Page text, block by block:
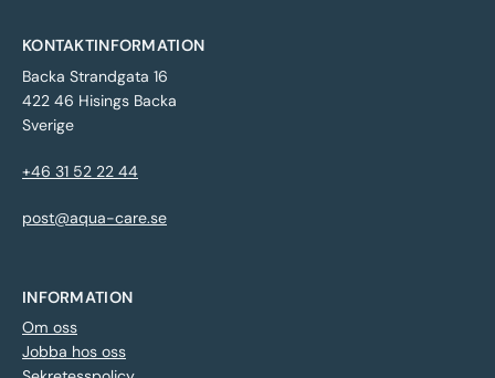
KONTAKTINFORMATION
Backa Strandgata 16
422 46 Hisings Backa
Sverige
+46 31 52 22 44
post@aqua-care.se
INFORMATION
Om oss
Jobba hos oss